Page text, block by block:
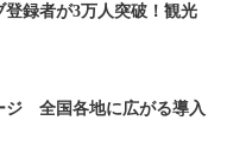
録者が3万人突破！観光
ジ 全国各地に広がる導入